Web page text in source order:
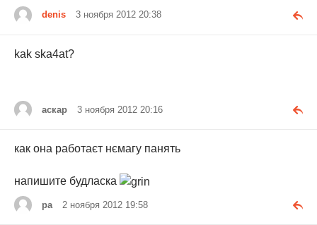
denis 3 ноября 2012 20:38
kak ska4at?
аскар 3 ноября 2012 20:16
как она работаєт нємагу панять
напишите будласка
ра 2 ноября 2012 19:58